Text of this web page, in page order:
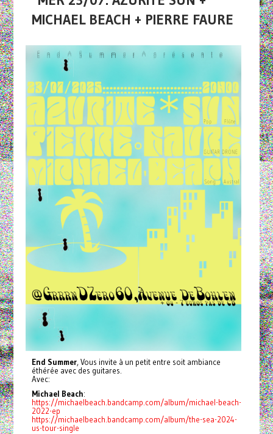
MICHAEL BEACH + PIERRE FAURE
End Summer, Vous invite à un petit entre soit ambiance
éthérée avec des guitares.
Avec:
Michael Beach:
https://michaelbeach.bandcamp.com/album/michael-beach-
2022-ep
https://michaelbeach.bandcamp.com/album/the-sea-2024-
us-tour-single